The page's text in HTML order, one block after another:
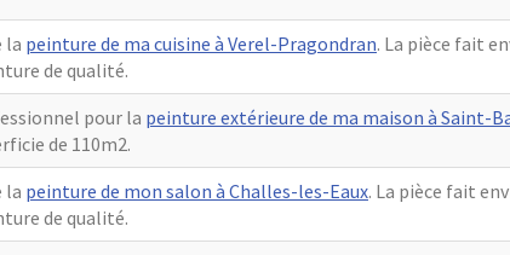
la peinture de ma cuisine à Verel-Pragondran. La pièce fait
de qualité.
pour la peinture extérieure de ma maison à Saint-
de 110m2.
la peinture de mon salon à Challes-les-Eaux. La pièce fait
de qualité.